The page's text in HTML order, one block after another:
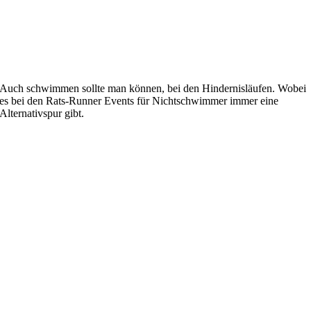
Auch schwimmen sollte man können, bei den Hindernisläufen. Wobei
es bei den Rats-Runner Events für Nichtschwimmer immer eine
Alternativspur gibt.